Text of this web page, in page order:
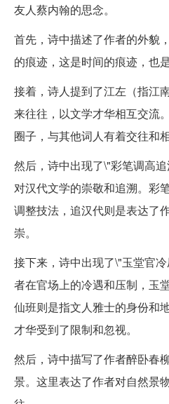
友人蔡内翰的思念。
首先，诗中描述了作者的外貌
的痕迹，这是时间的痕迹，也
接着，诗人提到了江左（指江
来往往，以文学才华相互交流
圈子，与其他词人有着交往和相
然后，诗中出现了\"彩笔调高
对汉代文学的崇敬和追溯。彩
调整技法，追汉代则是表达了
崇。
接下来，诗中出现了\"玉堂官
者在官场上的冷遇和压制，玉
仙班则是指文人雅士的身份和
才华受到了限制和忽视。
然后，诗中描写了作者醉卧春
景。这里表达了作者对自然景